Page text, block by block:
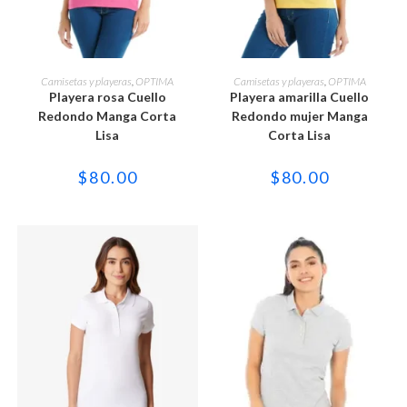
SELECCIONAR OPCIONES
Este
producto
tiene
múltiples
variantes.
Las
opciones
elegir
producto
Camisetas y playeras OPTIMA
Playera rosa Cuello
Redondo Manga Corta
Lisa
$80.00
SELECCIONAR OPCIONES
Este
producto
tiene
múltiples
variantes.
Las
opciones
elegir
producto
Camisetas y playeras OPTIMA
Playera amarilla Cuello
Redondo mujer Manga
Corta Lisa
$80.00